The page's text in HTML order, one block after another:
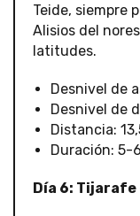
Teide, siempre
Alisios del
latitudes.
Desnivel de
Desnivel de
Distancia:
Duración: 5-
Día 6: Tijarafe